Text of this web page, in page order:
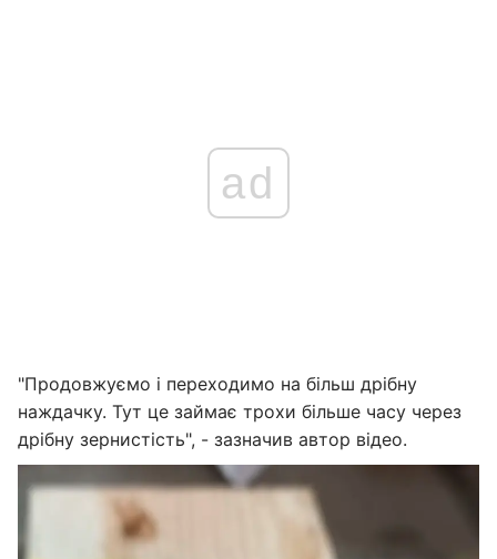
ad
"Продовжуємо і переходимо на більш дрібну
наждачку. Тут це займає трохи більше часу через
дрібну зернистість", - зазначив автор відео.